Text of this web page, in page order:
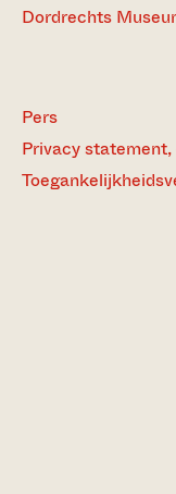
Dordrechts
Pers
Privacy